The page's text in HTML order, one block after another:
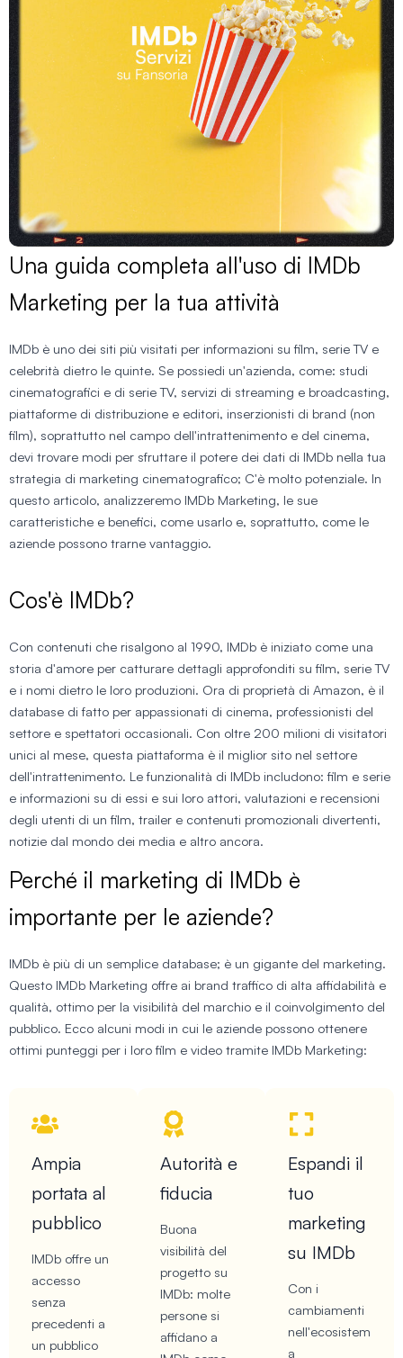
Una guida completa all'uso di IMDb
Marketing per la tua attività
IMDb è uno dei siti più visitati per informazioni su film, serie TV e
celebrità dietro le quinte. Se possiedi un'azienda, come: studi
cinematografici e di serie TV, servizi di streaming e broadcasting,
piattaforme di distribuzione e editori, inserzionisti di brand (non
film), soprattutto nel campo dell'intrattenimento e del cinema,
devi trovare modi per sfruttare il potere dei dati di IMDb nella tua
strategia di marketing cinematografico; C'è molto potenziale. In
questo articolo, analizzeremo IMDb Marketing, le sue
caratteristiche e benefici, come usarlo e, soprattutto, come le
aziende possono trarne vantaggio.
Cos'è IMDb?
Con contenuti che risalgono al 1990, IMDb è iniziato come una
storia d'amore per catturare dettagli approfonditi su film, serie TV
e i nomi dietro le loro produzioni. Ora di proprietà di Amazon, è il
database di fatto per appassionati di cinema, professionisti del
settore e spettatori occasionali. Con oltre 200 milioni di visitatori
unici al mese, questa piattaforma è il miglior sito nel settore
dell'intrattenimento. Le funzionalità di IMDb includono: film e serie
e informazioni su di essi e sui loro attori, valutazioni e recensioni
degli utenti di un film, trailer e contenuti promozionali divertenti,
notizie dal mondo dei media e altro ancora.
Perché il marketing di IMDb è
importante per le aziende?
IMDb è più di un semplice database; è un gigante del marketing.
Questo IMDb Marketing offre ai brand traffico di alta affidabilità e
qualità, ottimo per la visibilità del marchio e il coinvolgimento del
pubblico. Ecco alcuni modi in cui le aziende possono ottenere
ottimi punteggi per i loro film e video tramite IMDb Marketing:
Ampia
portata al
pubblico
IMDb offre un
accesso
senza
precedenti a
un pubblico
Autorità e
fiducia
Buona
visibilità del
progetto su
IMDb: molte
persone si
affidano a
Espandi il
tuo
marketing
su IMDb
Con i
cambiamenti
nell'ecosistem
a